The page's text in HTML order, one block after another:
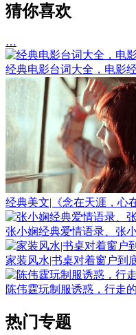
猜你喜欢
…
经典电影台词大全，电影
经典美文|《念在天涯，心
张小娴经典爱情语录、张
家装风水|书桌对着窗户到
陈伟霆玩制服诱惑，行走
热门专题